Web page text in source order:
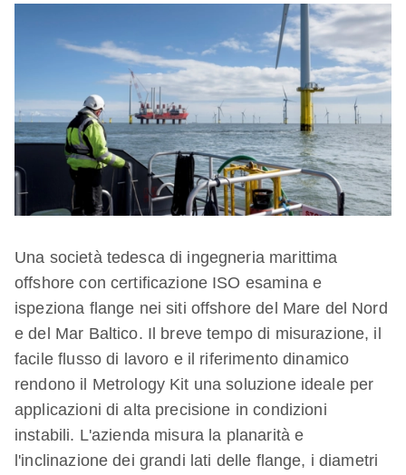
Una società tedesca di ingegneria marittima
offshore con certificazione ISO esamina e
ispeziona flange nei siti offshore del Mare del Nord
e del Mar Baltico. Il breve tempo di misurazione, il
facile flusso di lavoro e il riferimento dinamico
rendono il Metrology Kit una soluzione ideale per
applicazioni di alta precisione in condizioni
instabili. L'azienda misura la planarità e
l'inclinazione dei grandi lati delle flange, i diametri